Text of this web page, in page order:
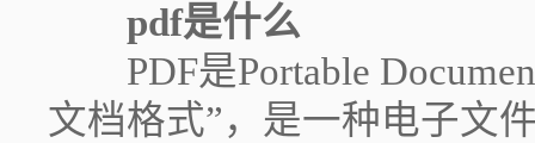
pdf是什么
PDF是Portable
文档格式”，是一种电子文